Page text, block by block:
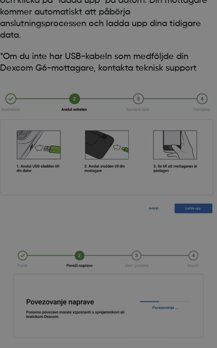
kommer automatiskt att påbörja
anslutningsprocessen och ladda upp dina tidigare
data.
*Om du inte har USB-kabeln som medföljde din
Dexcom G6-mottagare, kontakta teknisk support